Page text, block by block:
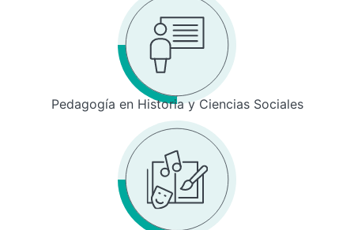
Pedagogía en Historia y Ciencias Sociales